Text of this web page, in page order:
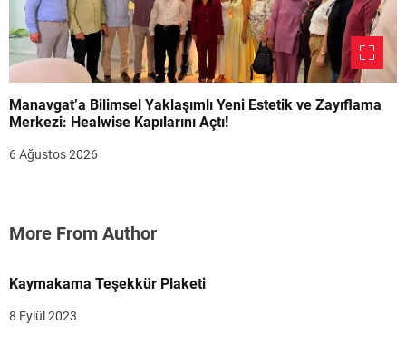
Manavgat’a Bilimsel Yaklaşımlı Yeni Estetik ve Zayıflama
Merkezi: Healwise Kapılarını Açtı!
6 Ağustos 2026
More From Author
Kaymakama Teşekkür Plaketi
8 Eylül 2023